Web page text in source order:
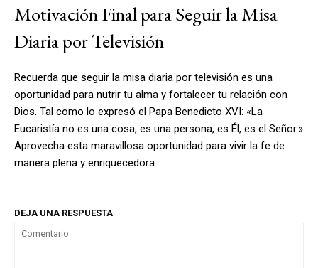
Motivación Final para Seguir la Misa
Diaria por Televisión
Recuerda que seguir la misa diaria por televisión es una
oportunidad para nutrir tu alma y fortalecer tu relación con
Dios. Tal como lo expresó el Papa Benedicto XVI: «La
Eucaristía no es una cosa, es una persona, es Él, es el Señor.»
Aprovecha esta maravillosa oportunidad para vivir la fe de
manera plena y enriquecedora.
DEJA UNA RESPUESTA